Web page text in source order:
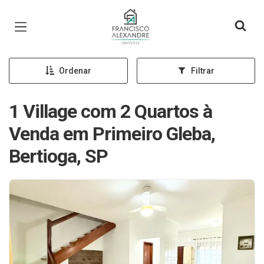
Página inicial
Ordenar Filtrar
1 Village com 2 Quartos à
Venda em Primeiro Gleba,
Bertioga, SP